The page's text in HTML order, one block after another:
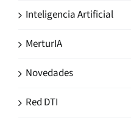
Inteligencia Artificial
MerturIA
Novedades
Red DTI